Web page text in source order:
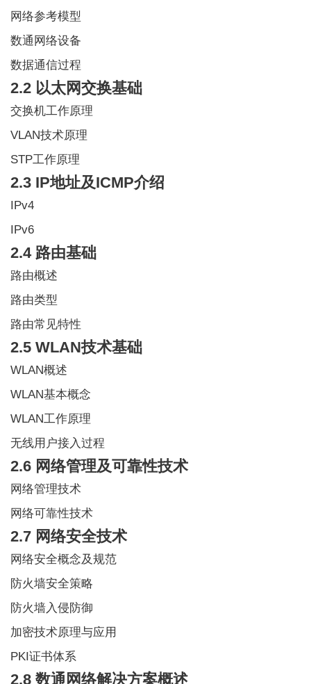
网络参考模型
数通网络设备
数据通信过程
2.2 以太网交换基础
交换机工作原理
VLAN技术原理
STP工作原理
2.3 IP地址及ICMP介绍
IPv4
IPv6
2.4 路由基础
路由概述
路由类型
路由常见特性
2.5 WLAN技术基础
WLAN概述
WLAN基本概念
WLAN工作原理
无线用户接入过程
2.6 网络管理及可靠性技术
网络管理技术
网络可靠性技术
2.7 网络安全技术
网络安全概念及规范
防火墙安全策略
防火墙入侵防御
加密技术原理与应用
PKI证书体系
2.8 数通网络解决方案概述